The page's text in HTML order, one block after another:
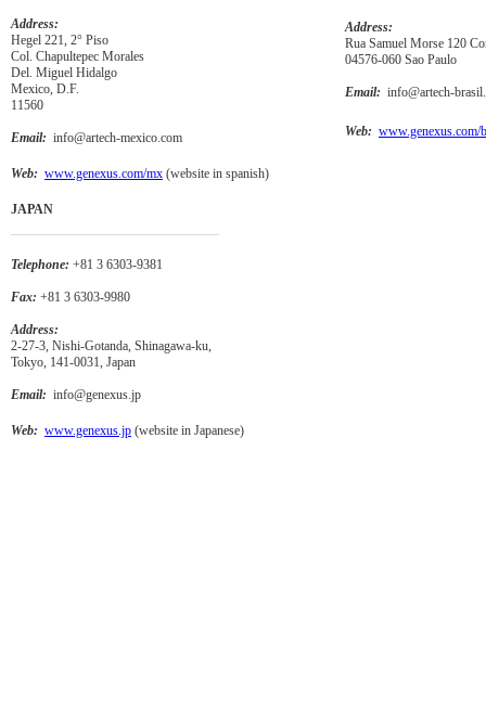
Address:
Hegel 221, 2° Piso
Col. Chapultepec Morales
Del. Miguel Hidalgo
Mexico, D.F.
11560
Email: info@artech-mexico.com
Web: www.genexus.com/mx (website in spanish)
Address:
Rua Samuel Morse 120
04576-060 Sao Paulo
Email: info@artech-
Web: www.genexus.com/
JAPAN
Telephone: +81 3 6303-9381
Fax: +81 3 6303-9980
Address:
2-27-3, Nishi-Gotanda, Shinagawa-ku,
Tokyo, 141-0031, Japan
Email: info@genexus.jp
Web: www.genexus.jp (website in Japanese)